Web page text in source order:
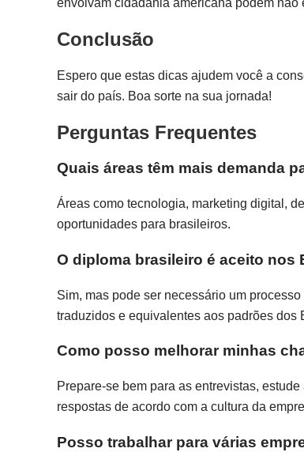
Conclusão
Espero que estas dicas ajudem você a
sair do país. Boa sorte na sua jornada!
Perguntas Frequentes
Quais áreas têm mais demanda
Áreas como tecnologia, marketing digital,
oportunidades para brasileiros.
O diploma brasileiro é aceito nos
Sim, mas pode ser necessário um
traduzidos e equivalentes aos padrões dos
Como posso melhorar minhas
Prepare-se bem para as entrevistas,
respostas de acordo com a cultura da
Posso trabalhar para várias